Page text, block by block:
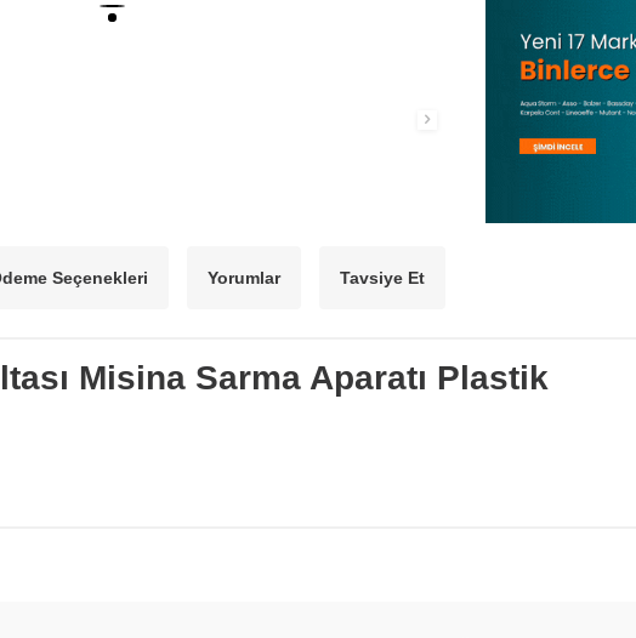
Seçenekleri Yorumlar Tavsiye Et
Misina Sarma Aparatı Plastik